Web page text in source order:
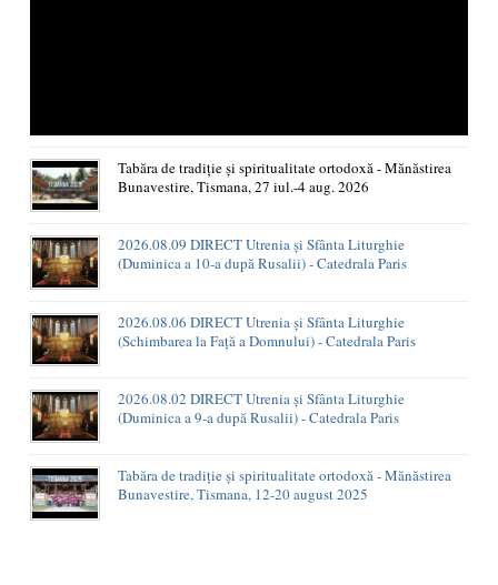
Tabăra de tradiție și spiritualitate ortodoxă - Mănăstirea
Bunavestire, Tismana, 27 iul.-4 aug. 2026
2026.08.09 DIRECT Utrenia și Sfânta Liturghie
(Duminica a 10-a după Rusalii) - Catedrala Paris
2026.08.06 DIRECT Utrenia și Sfânta Liturghie
(Schimbarea la Față a Domnului) - Catedrala Paris
2026.08.02 DIRECT Utrenia și Sfânta Liturghie
(Duminica a 9-a după Rusalii) - Catedrala Paris
Tabăra de tradiție și spiritualitate ortodoxă - Mănăstirea
Bunavestire, Tismana, 12-20 august 2025